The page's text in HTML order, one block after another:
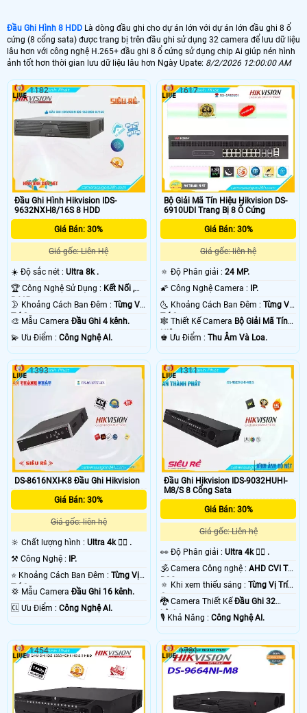
Đầu Ghi Hình 8 HDD Là dòng đầu ghi cho dự án lớn với dự án lớn đầu ghi 8 ổ
cứng (8 cổng sata) được trang bị trên đầu ghi sử dụng 32 camera để lưu dữ liệu
lâu hơn với công nghệ H.265+ đầu ghi 8 ổ cứng sử dụng chip Ai giúp nén hình
ảnh tốt hơn thời gian lưu dữ liệu lâu hơn Ngày Upate: 8/2/2026 12:00:00 AM
Đầu Ghi Hình Hikvision IDS-
9632NXI-I8/16S 8 HDD
Giá Bán: 30%
Giá gốc: Liên Hệ
☀️ Độ sắc nét : Ultra 8k .
🏆 Công Nghệ Sử Dụng : Kết Nối ,
RJ45.
🌛 Khoảng Cách Ban Đêm : Từng Vị
Trí Camera .
🎨 Mẫu Camera Đầu Ghi 4 kênh.
️💫 Ưu Điểm : Công Nghệ AI.
1182
Bộ Giải Mã Tín Hiệu Hikvision DS-
6910UDI Trang Bị 8 Ổ Cứng
Giá Bán: 30%
Giá gốc: liên hệ
🔅 Độ Phân giải :24 MP.
🌠 Công Nghệ Camera :
IP.
🌜 Khoảng Cách Ban Đêm :Từng Vị
Trí Camera .
🕸️ Thiết Kế Camera Bộ Giải Mã Tín
Hiệu.
️♚ Ưu Điểm :Thu Âm Và Loa.
1617
DS-8616NXI-K8 Đầu Ghi Hikvision
Giá Bán: 30%
Giá gốc: liên hệ
🔆 Chất lượng hình : Ultra 4k 👍🏾 .
⚒ Công Nghệ :
IP.
⭐ Khoảng Cách Ban Đêm : Từng Vị
Trí Camera .
💢 Mẫu Camera Đầu Ghi 16 kênh.
️🆑 Ưu Điểm : Công Nghệ AI.
1393
Đầu Ghi Hikvision IDS-9032HUHI-
M8/S 8 Cổng Sata
Giá Bán: 30%
Giá gốc: Liên hệ
️👀 Độ Phân giải :Ultra 4k 👍🏾 .
🕉️ Camera Công nghệ :AHD CVI TVI
BCS.
🔅 Khi xem thiếu sáng :Từng Vị Trí
Camera .
🐉️ Camera Thiết KếĐầu Ghi 32
kênh.
️🎙 Khả Năng :Công Nghệ AI.
1311
1454 1731